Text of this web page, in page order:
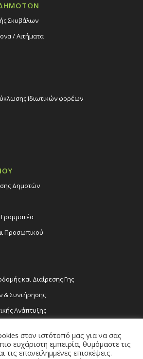
Σκυβάλων
/ Αιτήματα
Ιδιωτικών φορέων
Δημοτών
Προσωπικού
και Διαίρεσης Γης
& Συντήρησης
Ανάπτυξης
Τεχνών
στον ιστότοπό μας για να σας
ευχάριστη εμπειρία, θυμόμαστε τις
τις επανειλημμένες επισκέψεις.